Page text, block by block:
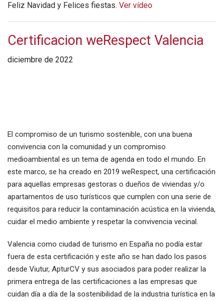
Feliz Navidad y Felices fiestas. Ver vídeo
Certificacion weRespect Valencia
diciembre de 2022
El compromiso de un turismo sostenible, con una buena
convivencia con la comunidad y un compromiso
medioambiental es un tema de agenda en todo el mundo. En
este marco, se ha creado en 2019 weRespect, una certificación
para aquellas empresas gestoras o dueños de viviendas y/o
apartamentos de uso turísticos que cumplen con una serie de
requisitos para reducir la contaminación acústica en la vivienda,
cuidar el medio ambiente y respetar la convivencia vecinal.
Valencia como ciudad de turismo en España no podía estar
fuera de esta certificación y este año se han dado los pasos
desde Viutur, ApturCV y sus asociados para poder realizar la
primera entrega de las certificaciones a las empresas que
cuidan día a día de la sostenibilidad de la industria turística en la